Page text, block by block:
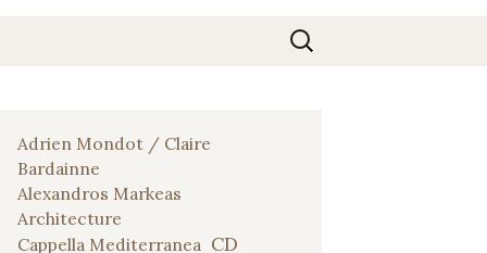
Rechercher :
Adrien Mondot / Claire
Bardainne
Alexandros Markeas
Architecture
Cappella Mediterranea CD